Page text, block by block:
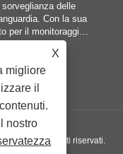
delle
Con la sua
per il monitoraggio
di misurazione,
complesse.
Ltd. Tutti i diritti riservati.
X
migliore
il
​​nostro